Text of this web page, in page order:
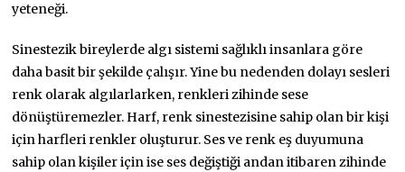
yeteneği.
Sinestezik bireylerde algı sistemi sağlıklı insanlara göre
daha basit bir şekilde çalışır. Yine bu nedenden dolayı sesleri
renk olarak algılarlarken, renkleri zihinde sese
dönüştüremezler. Harf, renk sinestezisine sahip olan bir kişi
için harfleri renkler oluşturur. Ses ve renk eş duyumuna
sahip olan kişiler için ise ses değiştiği andan itibaren zihinde